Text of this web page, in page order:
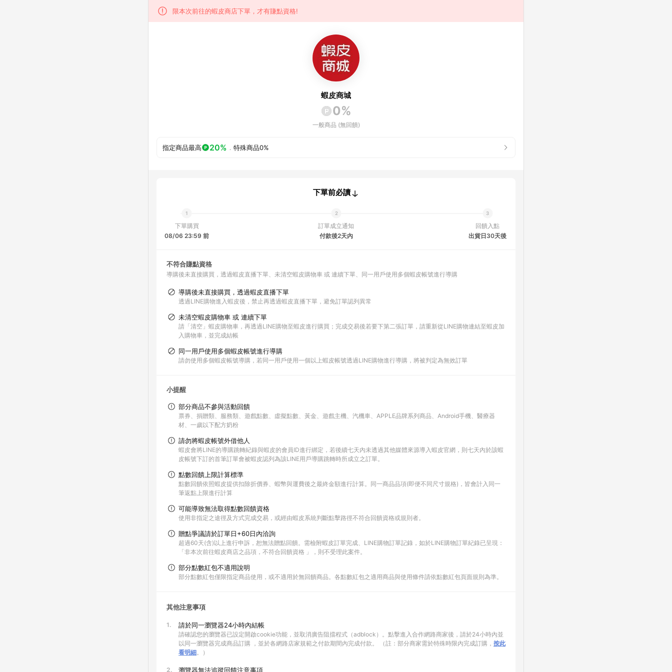
限本次前往的蝦皮商店下單，才有賺點資格!
蝦皮商城
0%
一般商品 (無回饋)
指定商品最高 20% ． 特殊商品0%
下單前必讀
下單購買
08/06 23:59 前
訂單成立通知
付款後2天內
回饋入點
出貨日30天後
不符合賺點資格
導購後未直接購買，透過蝦皮直播下單 未清空蝦皮購物車 或 連續下單 同一用戶使用多個蝦皮帳號進行導購
導購後未直接購買，透過蝦皮直播下單
透過LINE購物進入蝦皮後，禁止再透過蝦皮直播下單，避免訂單認列異常
未清空蝦皮購物車 或 連續下單
請「清空」蝦皮購物車，再透過LINE購物至蝦皮進行購買；完成交易後若要下第二張訂單，請重新從LINE購物連結至蝦皮加
入購物車，並完成結帳
同一用戶使用多個蝦皮帳號進行導購
請勿使用多個蝦皮帳號導購，若同一用戶使用一個以上蝦皮帳號透過LINE購物進行導購，將被判定為無效訂單
小提醒
部分商品不參與活動回饋
票券、捐贈類、服務類、遊戲點數、虛擬點數、黃金、遊戲主機、汽機車、APPLE品牌系列商品、Android手機、醫療器
材、一歲以下配方奶粉
請勿將蝦皮帳號外借他人
蝦皮會將LINE的導購跳轉紀錄與蝦皮的會員ID進行綁定，若後續七天內未透過其他媒體來源導入蝦皮官網，則七天內於該蝦
皮帳號下訂的首筆訂單會被蝦皮認列為該LINE用戶導購跳轉時所成立之訂單。
點數回饋上限計算標準
點數回饋依照蝦皮提供扣除折價券、蝦幣與運費後之最終金額進行計算。同一商品品項(即便不同尺寸規格)，皆會計入同一
筆返點上限進行計算
可能導致無法取得點數回饋資格
使用非指定之途徑及方式完成交易，或經由蝦皮系統判斷點擊路徑不符合回饋資格或規則者。
贈點爭議請於訂單日+60日內洽詢
超過60天(含)以上進行申訴，恕無法贈點回饋。需檢附蝦皮訂單完成、LINE購物訂單記錄，如於LINE購物訂單紀錄已呈現：
「非本次前往蝦皮商店之品項，不符合回饋資格 」，則不受理此案件。
部分點數紅包不適用說明
部分點數紅包僅限指定商品使用，或不適用於無回饋商品。各點數紅包之適用商品與使用條件請依點數紅包頁面規則為準。
其他注意事項
1. 請於同一瀏覽器24小時內結帳
請確認您的瀏覽器已設定開啟cookie功能，並取消廣告阻擋程式（adblock）。點擊進入合作網路商家後，請於24小時內並
以同一瀏覽器完成商品訂購 ，並於各網路店家規範之付款期間內完成付款。 （註：部分商家需於特殊時限內完成訂購， 按此
看明細。）
2. 瀏覽器無法追蹤回饋注意事項